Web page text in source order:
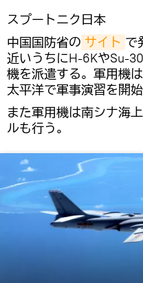
スプートニク日本
中国国防省の サイト で
近いうちにH-6KやSu-
機を派遣する。軍用機
太平洋で軍事演習を開
また軍用機は南シナ海
ルも行う。